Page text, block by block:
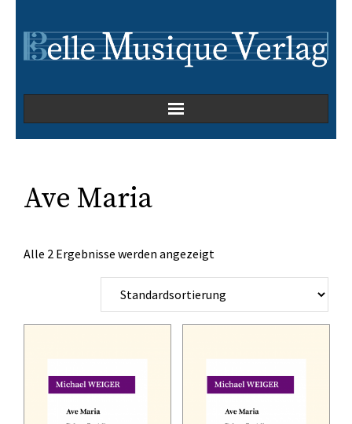
Home
Oper
Orchesterwerke
Tonträger (Audio-Video)
Literatur
Ave Maria
Alle 2 Ergebnisse werden angezeigt